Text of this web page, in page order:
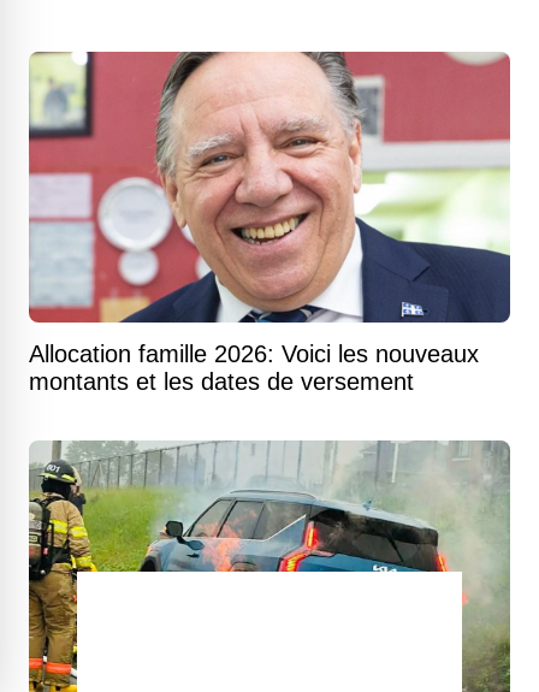
Allocation famille 2026: Voici les nouveaux
montants et les dates de versement